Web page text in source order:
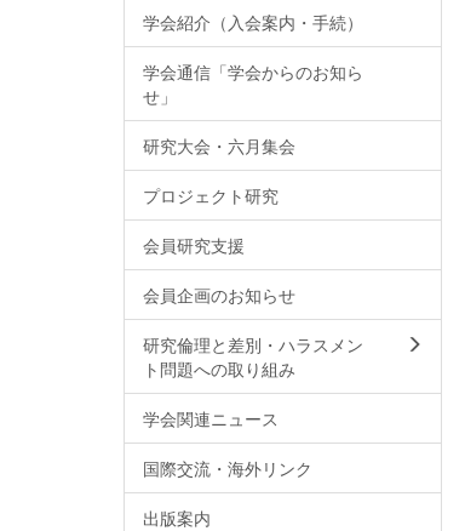
学会紹介（入会案内・手続）
学会通信「学会からのお知ら
せ」
研究大会・六月集会
プロジェクト研究
会員研究支援
会員企画のお知らせ
研究倫理と差別・ハラスメン
ト問題への取り組み
学会関連ニュース
国際交流・海外リンク
出版案内